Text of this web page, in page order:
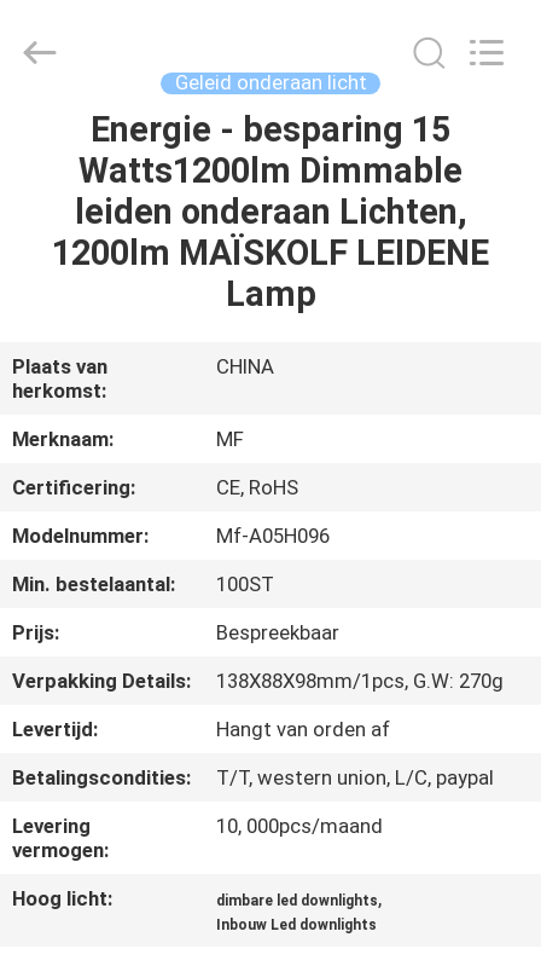
PRODUCTEN
OVER
ONS
FABRIEKSREIS
KWALITEITSCONTROLE
CONTACTEER
ONS
VERZOEK
OM EEN
CITAAT
SITEMAP
Co.,Ltd..
Geleid onderaan licht
Energie - besparing 15
Watts1200lm Dimmable
leiden onderaan Lichten,
1200lm MAÏSKOLF LEIDENE
Lamp
Plaats van
herkomst:
CHINA
Merknaam:
MF
Certificering:
CE, RoHS
Modelnummer:
Mf-A05H096
Min. bestelaantal:
100ST
Prijs:
Bespreekbaar
Verpakking Details:
138X88X98mm/1pcs, G.W: 270g
Levertijd:
Hangt van orden af
Betalingscondities:
T/T, western union, L/C, paypal
Levering
vermogen:
10, 000pcs/maand
Hoog licht: dimbare led downlights,
Inbouw Led downlights